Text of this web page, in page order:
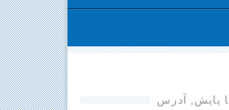
پايش, آدرس